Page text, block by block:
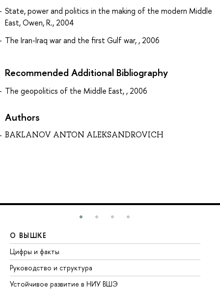
State, power and politics in the making of the modern Middle
East, Owen, R., 2004
The Iran-Iraq war and the first Gulf war, , 2006
Recommended Additional Bibliography
The geopolitics of the Middle East, , 2006
Authors
BAKLANOV ANTON ALEKSANDROVICH
О ВЫШКЕ
Цифры и факты
Руководство и структура
Устойчивое развитие в НИУ ВШЭ